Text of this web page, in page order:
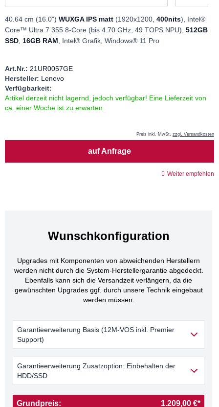
40.64 cm (16.0") WUXGA IPS matt (1920x1200, 400nits), Intel®
Core™ Ultra 7 355 8-Core (bis 4.70 GHz, 49 TOPS NPU), 512GB
SSD 16GB RAM , Intel® Grafik, Windows® 11 Pro
Art.Nr.: 21UR0057GE
Hersteller: Lenovo
Verfügbarkeit:
Artikel derzeit nicht lagernd, jedoch verfügbar! Eine Lieferzeit von
ca. einer Woche ist zu erwarten
Preis inkl. MwSt. zzgl. Versandkosten
auf Anfrage
Weiter empfehlen
Wunschkonfiguration
Upgrades mit Komponenten von abweichenden Herstellern
werden nicht durch die System-Herstellergarantie abgedeckt.
Ebenfalls kann sich die Versandzeit verlängern, da die
gewünschten Upgrades ggf. durch unsere Technik eingebaut
werden müssen.
Garantieerweiterung Basis (12M-VOS inkl. Premier
Support)
Garantieerweiterung Zusatzoption: Einbehalten der
HDD/SSD
Grundpreis: 1.209,00 €*